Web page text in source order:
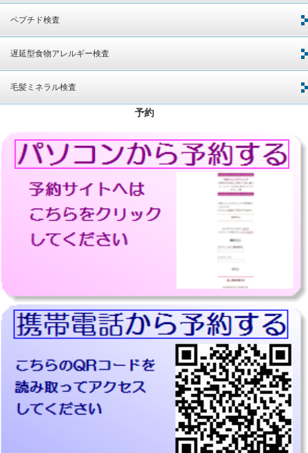
ペプチド検査
遅延型食物アレルギー検査
毛髪ミネラル検査
予約